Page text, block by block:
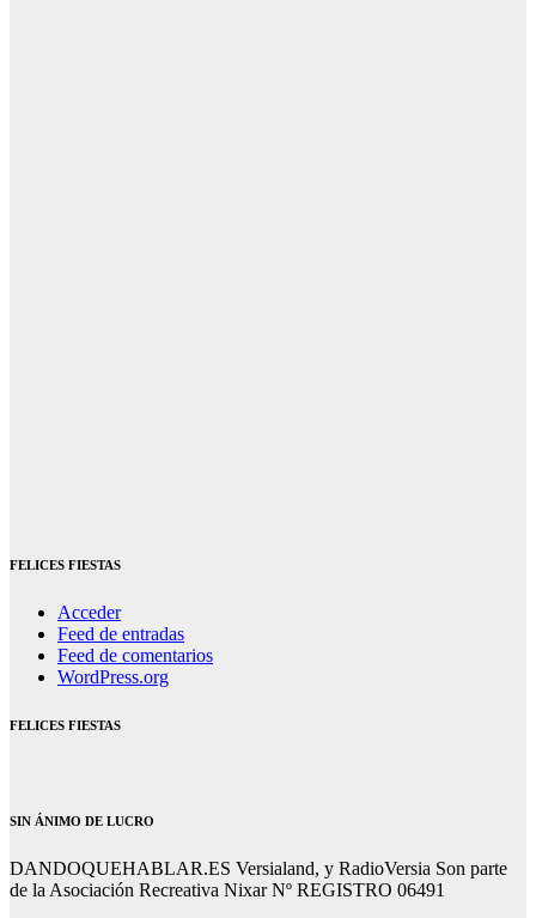
FELICES FIESTAS
Acceder
Feed de entradas
Feed de comentarios
WordPress.org
FELICES FIESTAS
SIN ÁNIMO DE LUCRO
DANDOQUEHABLAR.ES Versialand, y RadioVersia Son parte
de la Asociación Recreativa Nixar Nº REGISTRO 06491